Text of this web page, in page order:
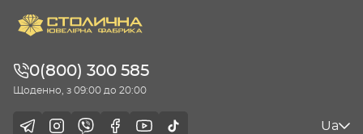
0(800) 300 585
Щоденно, з 09:00 до 20:00
Ua